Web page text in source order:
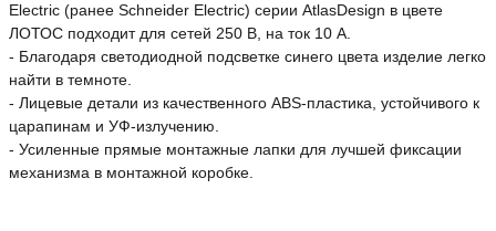
Electric (ранее Schneider Electric) серии AtlasDesign в цвете
ЛОТОС подходит для сетей 250 В, на ток 10 А.
- Благодаря светодиодной подсветке синего цвета изделие легко
найти в темноте.
- Лицевые детали из качественного ABS-пластика, устойчивого к
царапинам и УФ-излучению.
- Усиленные прямые монтажные лапки для лучшей фиксации
механизма в монтажной коробке.